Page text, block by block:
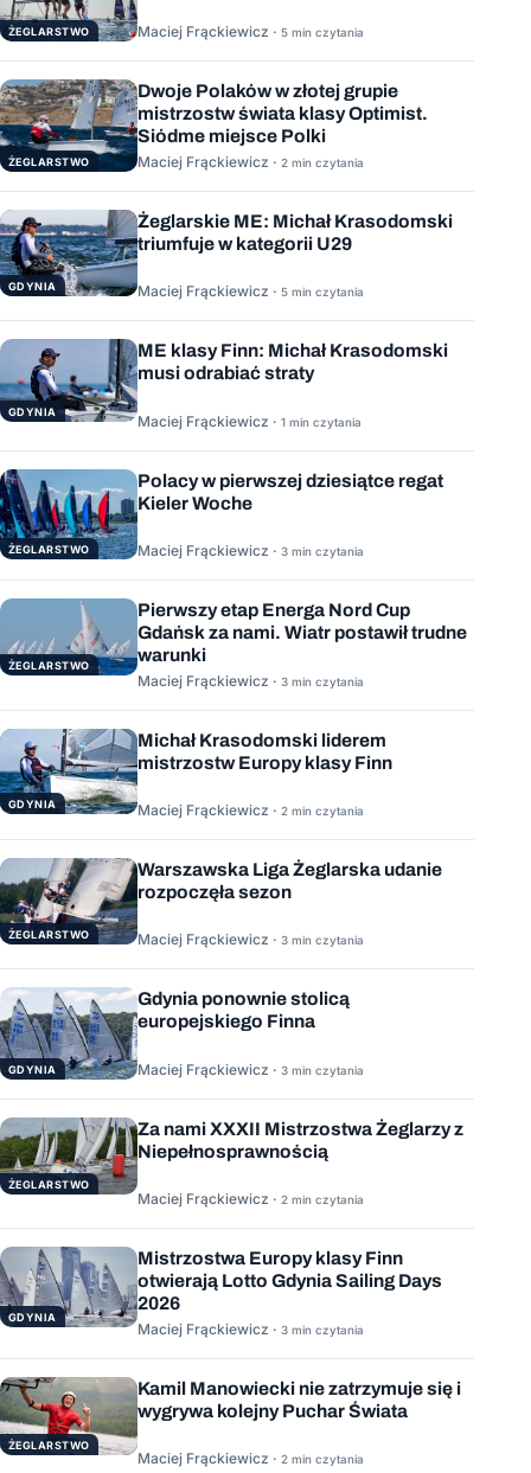
ŻEGLARSTWO Maciej Frąckiewicz · 5 min czytania
ŻEGLARSTWO
Dwoje Polaków w złotej grupie
mistrzostw świata klasy Optimist.
Siódme miejsce Polki
Maciej Frąckiewicz · 2 min czytania
GDYNIA
Żeglarskie ME: Michał Krasodomski
triumfuje w kategorii U29
Maciej Frąckiewicz · 5 min czytania
GDYNIA
ME klasy Finn: Michał Krasodomski
musi odrabiać straty
Maciej Frąckiewicz · 1 min czytania
ŻEGLARSTWO
Polacy w pierwszej dziesiątce regat
Kieler Woche
Maciej Frąckiewicz · 3 min czytania
ŻEGLARSTWO
Pierwszy etap Energa Nord Cup
Gdańsk za nami. Wiatr postawił trudne
warunki
Maciej Frąckiewicz · 3 min czytania
GDYNIA
Michał Krasodomski liderem
mistrzostw Europy klasy Finn
Maciej Frąckiewicz · 2 min czytania
ŻEGLARSTWO
Warszawska Liga Żeglarska udanie
rozpoczęła sezon
Maciej Frąckiewicz · 3 min czytania
GDYNIA
Gdynia ponownie stolicą
europejskiego Finna
Maciej Frąckiewicz · 3 min czytania
ŻEGLARSTWO
Za nami XXXII Mistrzostwa Żeglarzy z
Niepełnosprawnością
Maciej Frąckiewicz · 2 min czytania
GDYNIA
Mistrzostwa Europy klasy Finn
otwierają Lotto Gdynia Sailing Days
2026
Maciej Frąckiewicz · 3 min czytania
ŻEGLARSTWO
Kamil Manowiecki nie zatrzymuje się i
wygrywa kolejny Puchar Świata
Maciej Frąckiewicz · 2 min czytania